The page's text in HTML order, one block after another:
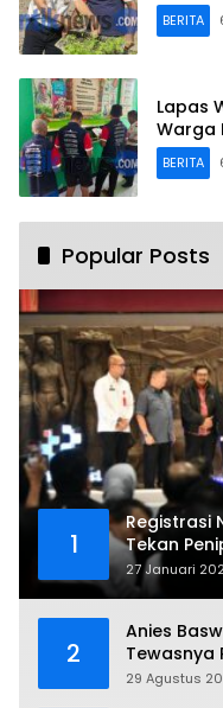
BERITA
Lapas
Warga
BERITA
Popular Posts
1
Registrasi
Tekan
27 Januari
2
Anies
Tewasnya
Demo
29 Agustus